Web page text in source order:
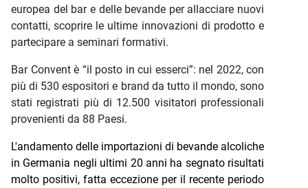
europea del bar e delle bevande per allacciare nuovi
contatti, scoprire le ultime innovazioni di prodotto e
partecipare a seminari formativi.
Bar Convent è “il posto in cui esserci”: nel 2022, con
più di 530 espositori e brand da tutto il mondo, sono
stati registrati più di 12.500 visitatori professionali
provenienti da 88 Paesi.
L'andamento delle importazioni di bevande alcoliche
in Germania negli ultimi 20 anni ha segnato risultati
molto positivi, fatta eccezione per il recente periodo